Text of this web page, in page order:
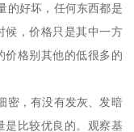
的好坏，任何东西都是
候，价格只是其中一方
价格别其他的低很多的
密，有没有发灰、发暗
是比较优良的。观察基